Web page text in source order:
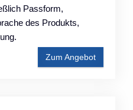
Passform,
des Produkts,
Zum Angebot